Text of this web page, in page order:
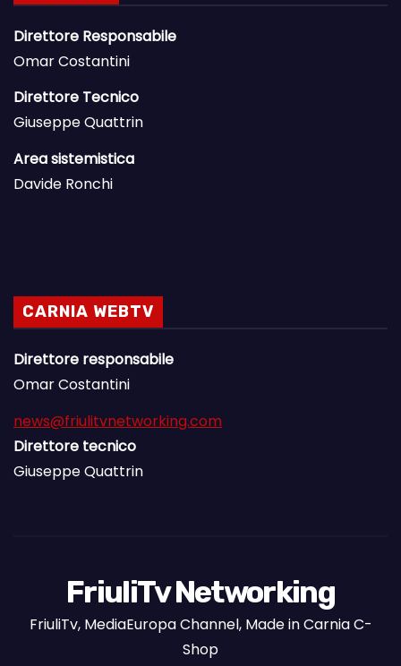
Direttore Responsabile
Omar Costantini
Direttore Tecnico
Giuseppe Quattrin
Area sistemistica
Davide Ronchi
CARNIA WEBTV
Direttore responsabile
Omar Costantini
news@friulitvnetworking.com
Direttore tecnico
Giuseppe Quattrin
FriuliTv Networking
FriuliTv, MediaEuropa Channel, Made in Carnia C-
Shop